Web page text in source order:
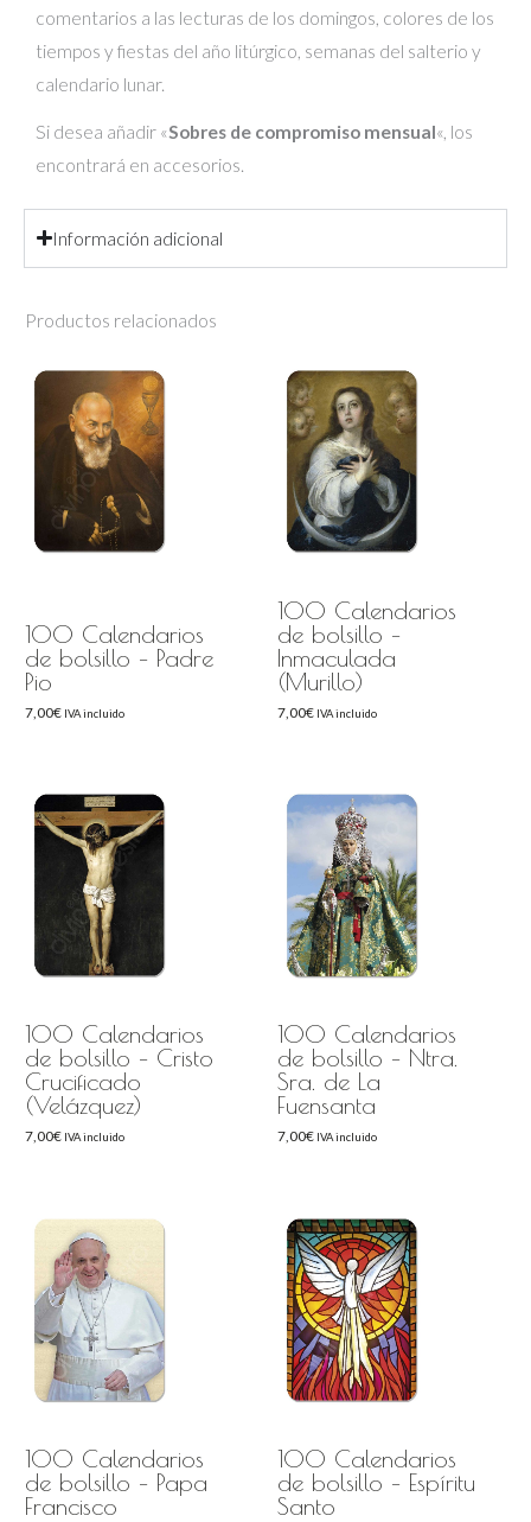
comentarios a las lecturas de los domingos, colores de los
tiempos y fiestas del año litúrgico, semanas del salterio y
calendario lunar.
Si desea añadir «Sobres de compromiso mensual«, los
encontrará en accesorios.
Información adicional
Productos relacionados
100 Calendarios
de bolsillo – Padre
Pio
7,00€ IVA incluido
100 Calendarios
de bolsillo –
Inmaculada
(Murillo)
7,00€ IVA incluido
100 Calendarios
de bolsillo – Cristo
Crucificado
(Velázquez)
7,00€ IVA incluido
100 Calendarios
de bolsillo – Ntra.
Sra. de La
Fuensanta
7,00€ IVA incluido
100 Calendarios
de bolsillo – Papa
Francisco
100 Calendarios
de bolsillo – Espíritu
Santo